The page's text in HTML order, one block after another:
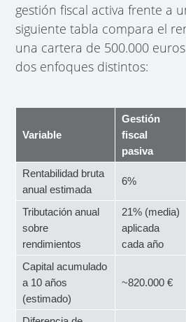
gestión fiscal activa frente a
siguiente tabla compara el
una cartera de 500.000
dos enfoques distintos:
Variable
Gestión
fiscal
pasiva
Rentabilidad bruta
anual estimada
6%
Tributación anual
sobre
rendimientos
21% (media)
aplicada
cada año
Capital acumulado
a 10 años
(estimado)
~820.000 €